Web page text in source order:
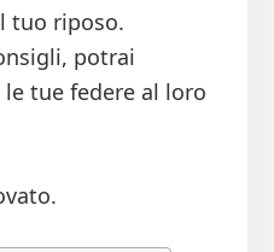
tuo riposo.
potrai
tue federe al loro